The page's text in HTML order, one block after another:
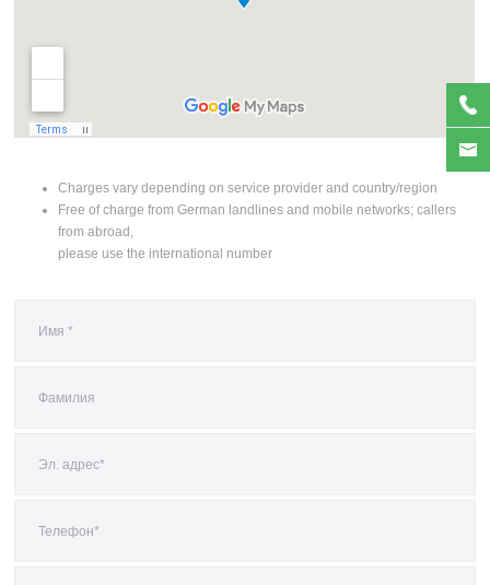
Charges vary depending on service provider and country/region
Free of charge from German landlines and mobile networks; callers
from abroad,
please use the international number